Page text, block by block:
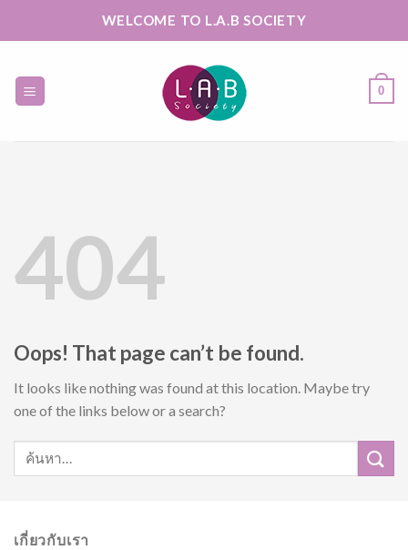
WELCOME TO L.A.B SOCIETY
0
404
Oops! That page can’t be found.
It looks like nothing was found at this location. Maybe try
one of the links below or a search?
เกี่ยวกับเรา